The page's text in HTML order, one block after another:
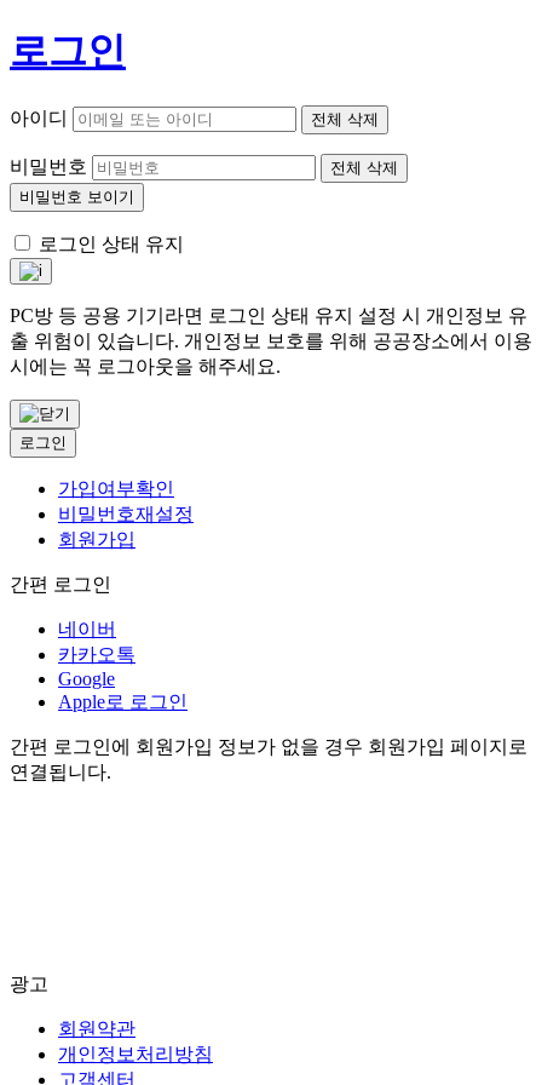
로그인
아이디 전체 삭제
비밀번호
전체 삭제
비밀번호 보이기
로그인 상태 유지
PC방 등 공용 기기라면 로그인 상태 유지 설정 시 개인정보 유
출 위험이 있습니다. 개인정보 보호를 위해 공공장소에서 이용
시에는 꼭 로그아웃을 해주세요.
로그인
가입여부확인
비밀번호재설정
회원가입
간편 로그인
네이버
카카오톡
Google
Apple로 로그인
간편 로그인에 회원가입 정보가 없을 경우 회원가입 페이지로
연결됩니다.
광고
회원약관
개인정보처리방침
고객센터